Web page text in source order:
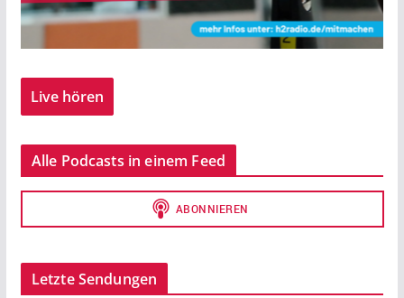
Live hören
Alle Podcasts in einem Feed
Letzte Sendungen